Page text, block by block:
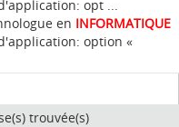
opt ...
en INFORMATIQUE
option «
trouvée(s)